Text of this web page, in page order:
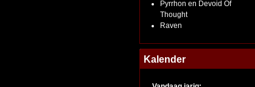
Pyrrhon en Devoid Of
Thought
Raven
Kalender